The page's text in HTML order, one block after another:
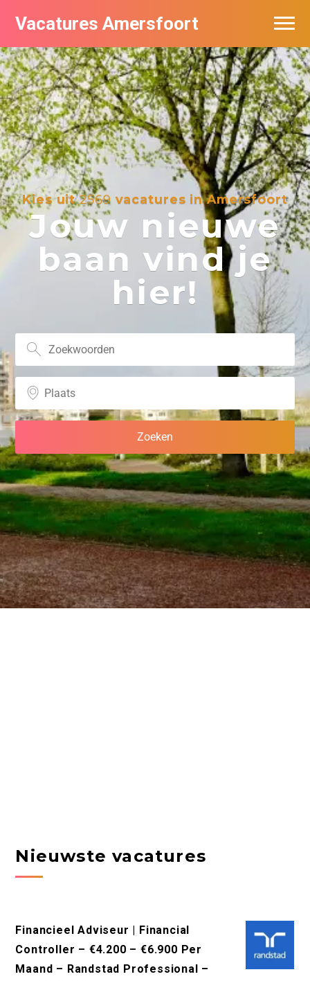
Vacatures Amersfoort
Kies uit2569 vacatures in Amersfoort
Jouw nieuwe
baan vind je
hier!
Nieuwste vacatures
Financieel Adviseur | Financial
Controller – €4.200 – €6.900 Per
Maand – Randstad Professional –
Vacatures per bedrijf
De populairste vacatures in Amersfoort
Nieuwsbrief feed